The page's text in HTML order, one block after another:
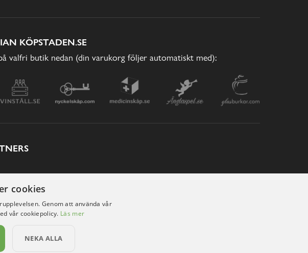
KÖPSTADEN.SE
valfri butik nedan (din varukorg följer automatiskt med):
cookies
Genom att använda vår
vår cookiepolicy. Läs mer
NEKA ALLA